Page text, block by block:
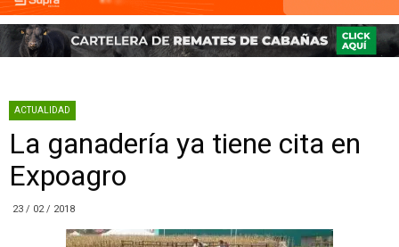
ACTUALIDAD
La ganadería ya tiene cita en
Expoagro
23 / 02 / 2018